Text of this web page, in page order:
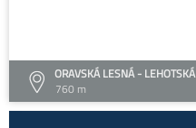
ORAVSKÁ LESNÁ - LEHOTSKÁ
760 m